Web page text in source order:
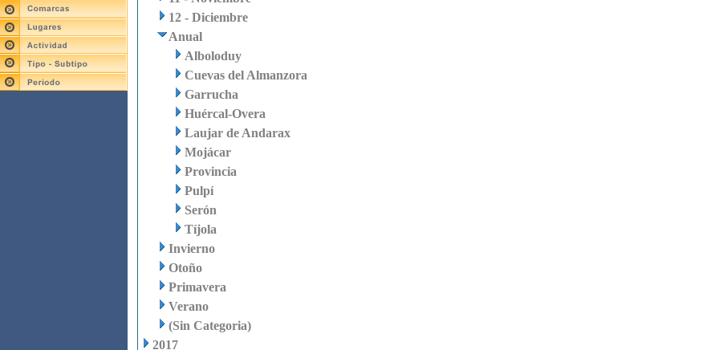
12 - Diciembre
Anual
Alboloduy
Cuevas del Almanzora
Garrucha
Huércal-Overa
Laujar de Andarax
Mojácar
Provincia
Pulpí
Serón
Tíjola
Invierno
Otoño
Primavera
Verano
(Sin Categoria)
2017